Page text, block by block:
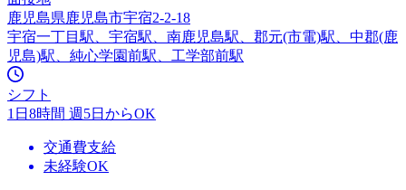
鹿児島県鹿児島市宇宿2-2-18
宇宿一丁目駅、宇宿駅、南鹿児島駅、郡元(市電)駅、中郡(鹿
児島)駅、純心学園前駅、工学部前駅
シフト
1日8時間 週5日からOK
交通費支給
未経験OK